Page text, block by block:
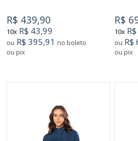
R$ 439,90
10x R$ 43,99
ou R$ 395,91 no boleto
ou pix
R$
10x
ou R$
ou pix